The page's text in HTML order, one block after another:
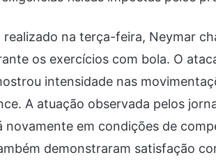
na terça-feira, Neymar
os exercícios com bola. O
intensidade nas
A atuação observada pelos
novamente em condições de
demonstraram satisfação